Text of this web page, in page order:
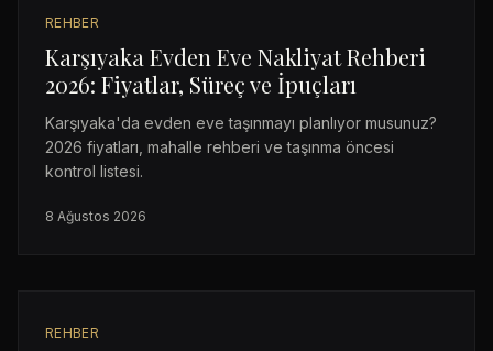
REHBER
Karşıyaka Evden Eve Nakliyat Rehberi
2026: Fiyatlar, Süreç ve İpuçları
Karşıyaka'da evden eve taşınmayı planlıyor musunuz?
2026 fiyatları, mahalle rehberi ve taşınma öncesi
kontrol listesi.
8 Ağustos 2026
REHBER